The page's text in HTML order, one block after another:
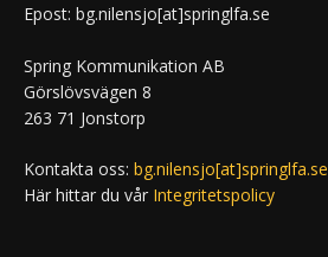
Epost: bg.nilensjo[at]springlfa.se
Spring Kommunikation AB
Görslövsvägen 8
263 71 Jonstorp
Kontakta oss: bg.nilensjo[at]springlfa.se
Här hittar du vår Integritetspolicy